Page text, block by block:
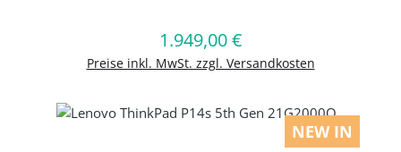
Regulärer Preis:
1.949,00 €
Preise inkl. MwSt. zzgl. Versandkosten
In den Warenkorb
NEW IN